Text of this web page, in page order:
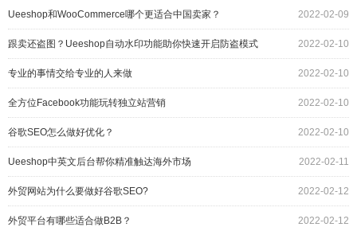
Ueeshop和WooCommerce哪个更适合中国卖家？ 2022-02-09
跟卖还盗图？Ueeshop自动水印功能助你快速开启防盗模式 2022-02-10
专业的事情交给专业的人来做 2022-02-10
全方位Facebook功能玩转独立站营销 2022-02-10
谷歌SEO怎么做好优化？ 2022-02-10
Ueeshop中英文后台帮你精准触达海外市场 2022-02-11
外贸网站为什么要做好谷歌SEO? 2022-02-12
外贸平台有哪些适合做B2B？ 2022-02-12